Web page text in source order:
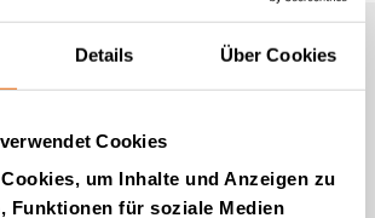
Details Über Cookies
Cookies
um Inhalte und Anzeigen zu
Funktionen für soziale Medien
von Tana (auf
Englisch)
Kommen Sie zu uns